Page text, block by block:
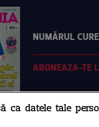
NUMĂRUL
ABONEAZA-TE
ca datele tale